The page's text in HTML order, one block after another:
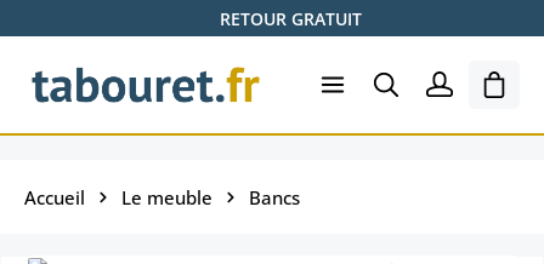
Passer au contenu principalRETOUR GRATUIT
Le
Accueil Le meuble Bancs